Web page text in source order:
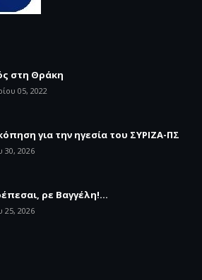
στη Θράκη
05, 2022
για την ηγεσία του ΣΥΡΙΖΑ-ΠΣ
30, 2026
ρε Βαγγέλη!...
25, 2026